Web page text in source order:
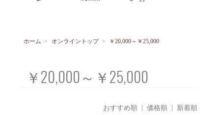
ホーム > オンライントップ > ￥20,000～￥25,000
￥20,000～￥25,000
おすすめ順 価格順 | 新着順